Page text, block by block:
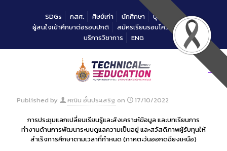
SDGs กสศ. ศิษย์เก่า นักศึกษา
บุคลากร
ผู้สนใจเข้าศึกษาต่อรอบปกติ
สมัครเรียนรอบโควตาคณะ
บริการวิชาการ
ENG
Published by คณิน อั๋นประเสริฐ on 17/10/2022
การประชุมแลกเปลี่ยนเรียนรู้และสังเคราะห์ข้อมูล และบทเรียนการ
ทำงานด้านการพัฒนาระบบดูแลความเป็นอยู่ และสวัสดิภาพผู้รับทุนให้
สำเร็จการศึกษาตามเวลาที่กำหนด (ภาคตะวันออกดฉียงเหนือ)